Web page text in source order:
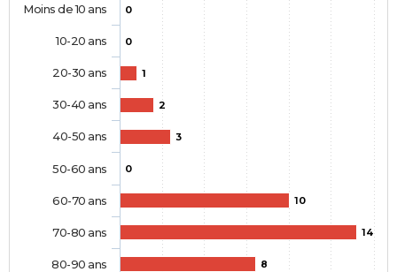
0
0
1
2
3
0
10
14
8
Moins de 10 ans
10-20 ans
20-30 ans
30-40 ans
40-50 ans
50-60 ans
60-70 ans
70-80 ans
80-90 ans